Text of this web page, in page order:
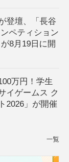
登壇、「長谷
ペティション
8月19日に開
万円！学生
イゲームス ク
2026」が開催
一覧